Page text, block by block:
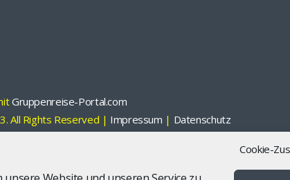
Cookie-
Gruppenreise-Portal.com
All Rights Reserved | Impressum | Datenschutz